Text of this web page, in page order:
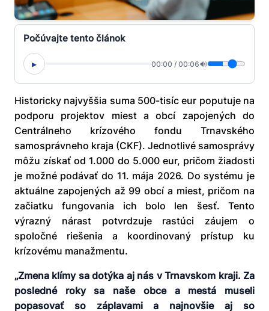
Počúvajte tento článok
▸ 00:00 / 00:06🔊
Historicky najvyššia suma 500-tisíc eur poputuje na
podporu projektov miest a obcí zapojených do
Centrálneho krízového fondu Trnavského
samosprávneho kraja (CKF). Jednotlivé samosprávy
môžu získať od 1.000 do 5.000 eur, pričom žiadosti
je možné podávať do 11. mája 2026. Do systému je
aktuálne zapojených až 99 obcí a miest, pričom na
začiatku fungovania ich bolo len šesť. Tento
výrazný nárast potvrdzuje rastúci záujem o
spoločné riešenia a koordinovaný prístup ku
krízovému manažmentu.
„Zmena klímy sa dotýka aj nás v Trnavskom kraji. Za
posledné roky sa naše obce a mestá museli
popasovať so záplavami a najnovšie aj so